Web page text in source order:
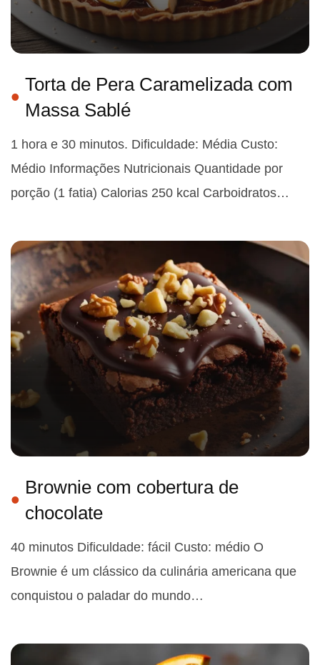
Torta de Pera Caramelizada com
Massa Sablé
1 hora e 30 minutos. Dificuldade: Média Custo:
Médio Informações Nutricionais Quantidade por
porção (1 fatia) Calorias 250 kcal Carboidratos…
Brownie com cobertura de
chocolate
40 minutos Dificuldade: fácil Custo: médio O
Brownie é um clássico da culinária americana que
conquistou o paladar do mundo…